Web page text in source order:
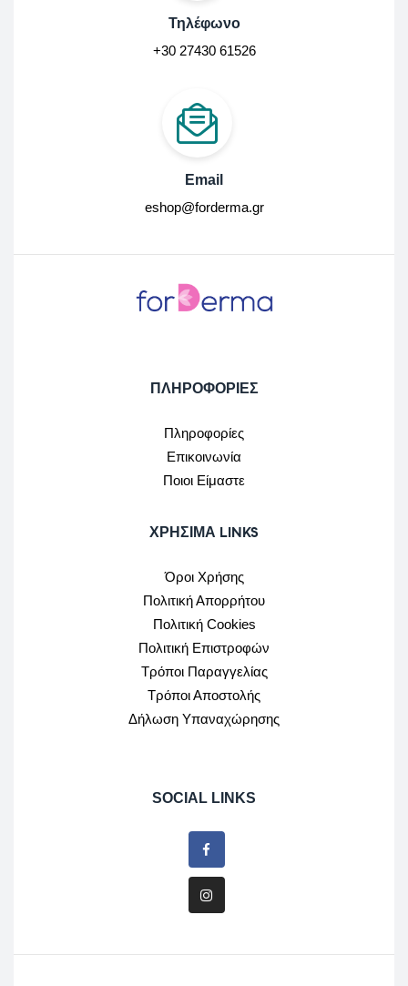
Τηλέφωνο
+30 27430 61526
Email
eshop@forderma.gr
ΠΛΗΡΟΦΟΡΙΕΣ
Πληροφορίες
Επικοινωνία
Ποιοι Είμαστε
ΧΡΉΣΙΜΑ LINKS
Όροι Χρήσης
Πολιτική Απορρήτου
Πολιτική Cookies
Πολιτική Επιστροφών
Τρόποι Παραγγελίας
Τρόποι Αποστολής
Δήλωση Υπαναχώρησης
SOCIAL LINKS